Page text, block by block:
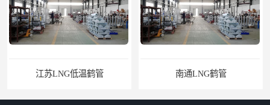
南通LNG鹤管